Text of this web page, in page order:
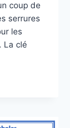
coup de
serrures
les
La clé